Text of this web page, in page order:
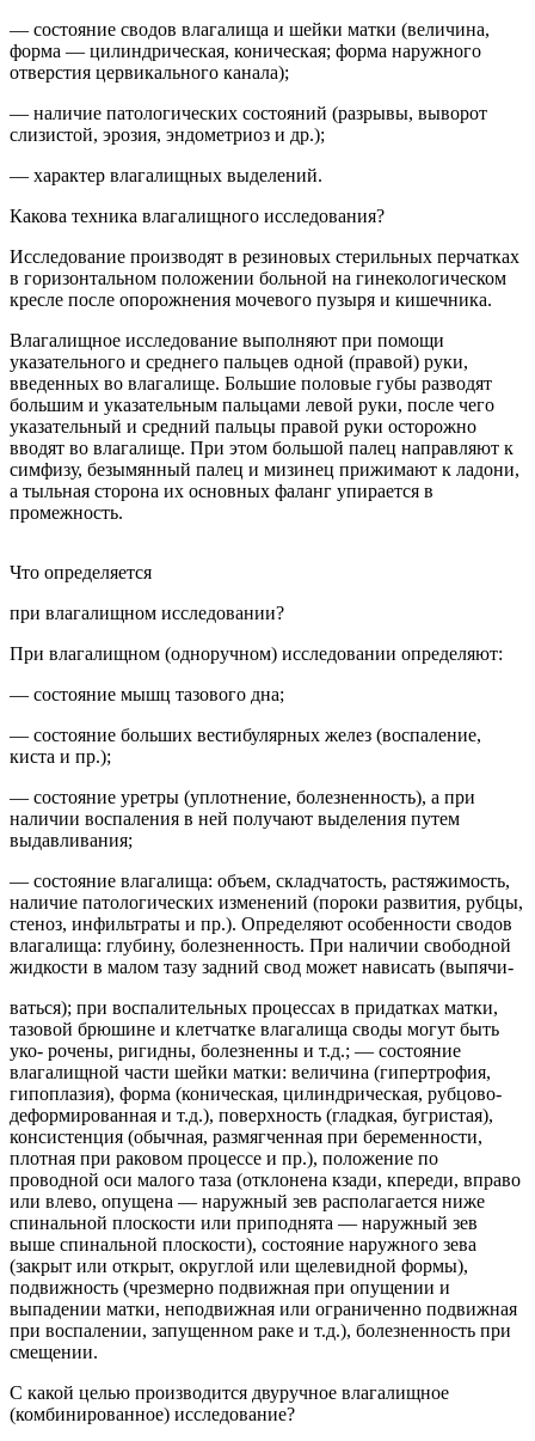
— состояние сводов влагалища и шейки матки (величина,
форма — цилиндрическая, коническая; форма наружного
отверстия цервикального канала);
— наличие патологических состояний (разрывы, выворот
слизистой, эрозия, эндометриоз и др.);
— характер влагалищных выделений.
Какова техника влагалищного исследования?
Исследование производят в резиновых стерильных перчатках
в горизонтальном положении больной на гинекологическом
кресле после опорожнения мочевого пузыря и кишечника.
Влагалищное исследование выполняют при помощи
указательного и среднего пальцев одной (правой) руки,
введенных во влагалище. Большие половые губы разводят
большим и указательным пальцами левой руки, после чего
указательный и средний пальцы правой руки осторожно
вводят во влагалище. При этом большой палец направляют к
симфизу, безымянный палец и мизинец прижимают к ладони,
а тыльная сторона их основных фаланг упирается в
промежность.
Что определяется
при влагалищном исследовании?
При влагалищном (одноручном) исследовании определяют:
— состояние мышц тазового дна;
— состояние больших вестибулярных желез (воспаление,
киста и пр.);
— состояние уретры (уплотнение, болезненность), а при
наличии воспаления в ней получают выделения путем
выдавливания;
— состояние влагалища: объем, складчатость, растяжимость,
наличие патологических изменений (пороки развития, рубцы,
стеноз, инфильтраты и пр.). Определяют особенности сводов
влагалища: глубину, болезненность. При наличии свободной
жидкости в малом тазу задний свод может нависать (выпячи-
ваться); при воспалительных процессах в придатках матки,
тазовой брюшине и клетчатке влагалища своды могут быть
уко- рочены, ригидны, болезненны и т.д.; — состояние
влагалищной части шейки матки: величина (гипертрофия,
гипоплазия), форма (коническая, цилиндрическая, рубцово-
деформированная и т.д.), поверхность (гладкая, бугристая),
консистенция (обычная, размягченная при беременности,
плотная при раковом процессе и пр.), положение по
проводной оси малого таза (отклонена кзади, кпереди, вправо
или влево, опущена — наружный зев располагается ниже
спинальной плоскости или приподнята — наружный зев
выше спинальной плоскости), состояние наружного зева
(закрыт или открыт, округлой или щелевидной формы),
подвижность (чрезмерно подвижная при опущении и
выпадении матки, неподвижная или ограниченно подвижная
при воспалении, запущенном раке и т.д.), болезненность при
смещении.
С какой целью производится двуручное влагалищное
(комбинированное) исследование?